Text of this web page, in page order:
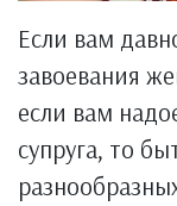
Если вам
завоевания
если вам
супруга, то